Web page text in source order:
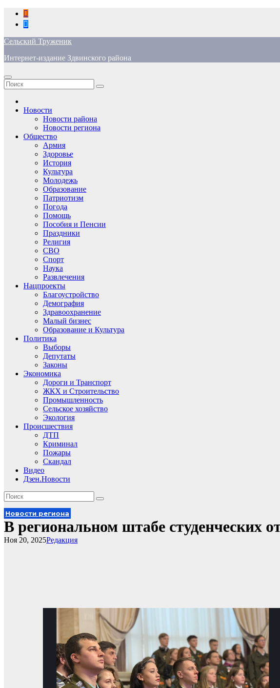
Перейти
содержимому
Сельский Труженик
Интернет-издание Здвинского района
Новости
Новости района
Новости региона
Общество
Армия
Здоровье
История
Культура
Молодежь
Образование
Патриотизм
Погода
Помощь
Пособия и Пенсии
Праздники
Религия
СВО
Спорт
Наука
Развлечения
Нацпроекты
Благоустройство
Демография
Здравоохранение
Малый бизнес
Образование и Культура
Политика
Выборы
Депутаты
Законы
Экономика
Дороги и Транспорт
ЖКХ и Строительство
Промышленность
Сельское хозяйство
Экология
Происшествия
ДТП
Криминал
Пожары
Скандал
Видео
Дзен.Новости
Новости региона
В региональном штабе студенческих
Редакция
Ноя 20, 2025